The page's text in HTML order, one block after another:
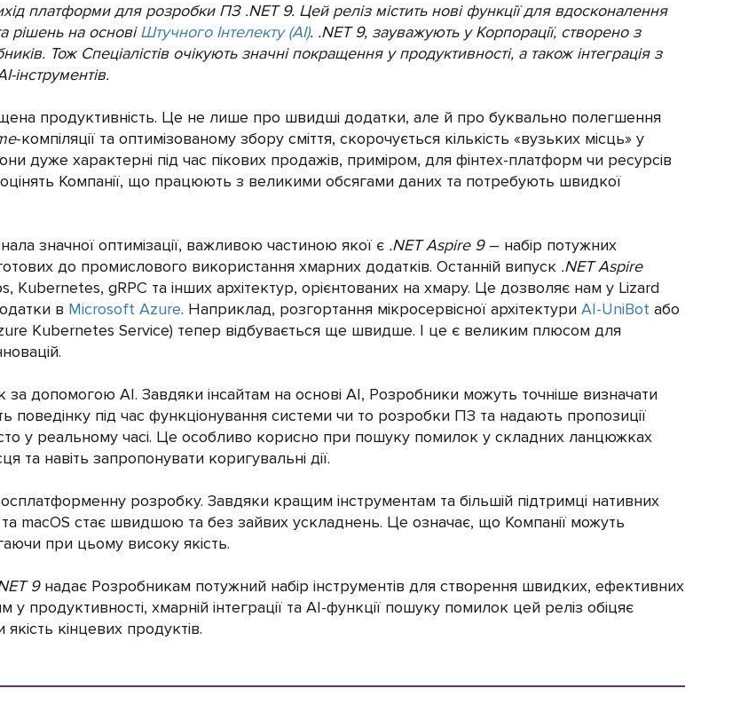
платформи для розробки ПЗ .NET 9. Цей реліз містить нові функції для вдосконалення
рішень на основіШтучного Інтелекту (АІ). .NET 9, зауважують у Корпорації, створено з
Тож Спеціалістів очікують значні покращення у продуктивності, а також інтеграція з
інструментів.
продуктивність. Це не лише про швидші додатки, але й про буквально полегшення
-компіляції та оптимізованому збору сміття, скорочується кількість «вузьких місць» у
дуже характерні під час пікових продажів, приміром, для фінтех-платформ чи ресурсів
Компанії, що працюють з великими обсягами даних та потребують швидкої
значної оптимізації, важливою частиною якої є .NET Aspire 9– набір потужних
до промислового використання хмарних додатків. Останній випуск .NET Aspire
gRPC та інших архітектур, орієнтованих на хмару. Це дозволяє нам у Lizard
в Microsoft Azure. Наприклад, розгортання мікросервісної архітектури АІ-UniBot або
Kubernetes Service) тепер відбувається ще швидше. І це є великим плюсом для
АІ. Завдяки інсайтам на основі АІ, Розробники можуть точніше визначати
поведінку під час функціонування системи чи то розробки ПЗ та надають пропозиції
у реальному часі. Це особливо корисно при пошуку помилок у складних ланцюжках
та навіть запропонувати коригувальні дії.
розробку. Завдяки кращим інструментам та більшій підтримці нативних
macOS стає швидшою та без зайвих ускладнень. Це означає, що Компанії можуть
при цьому високу якість.
9надає Розробникам потужний набір інструментів для створення швидких, ефективних
продуктивності, хмарній інтеграції та АІ-функції пошуку помилок цей реліз обіцяє
кінцевих продуктів.